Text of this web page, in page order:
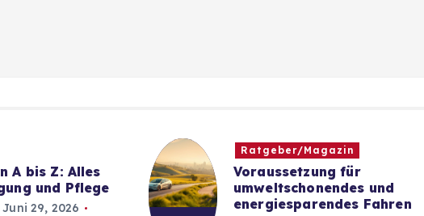
A bis Z: Alles
und Pflege
Juni 29, 2026
Ratgeber/Magazin
Voraussetzung für
umweltschonendes und
energiesparendes Fahren